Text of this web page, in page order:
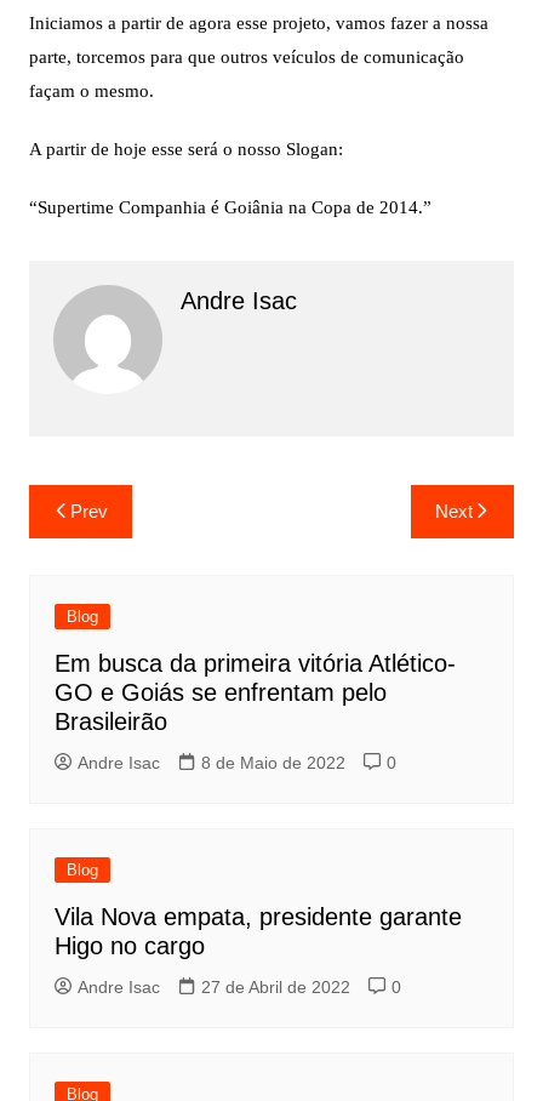
Iniciamos a partir de agora esse projeto, vamos fazer a nossa
parte, torcemos para que outros veículos de comunicação
façam o mesmo.
A partir de hoje esse será o nosso Slogan:
“Supertime Companhia é Goiânia na Copa de 2014.”
Andre Isac
Prev Next
Blog
Em busca da primeira vitória Atlético-
GO e Goiás se enfrentam pelo
Brasileirão
Andre Isac 8 de Maio de 2022 0
Blog
Vila Nova empata, presidente garante
Higo no cargo
Andre Isac 27 de Abril de 2022 0
Blog